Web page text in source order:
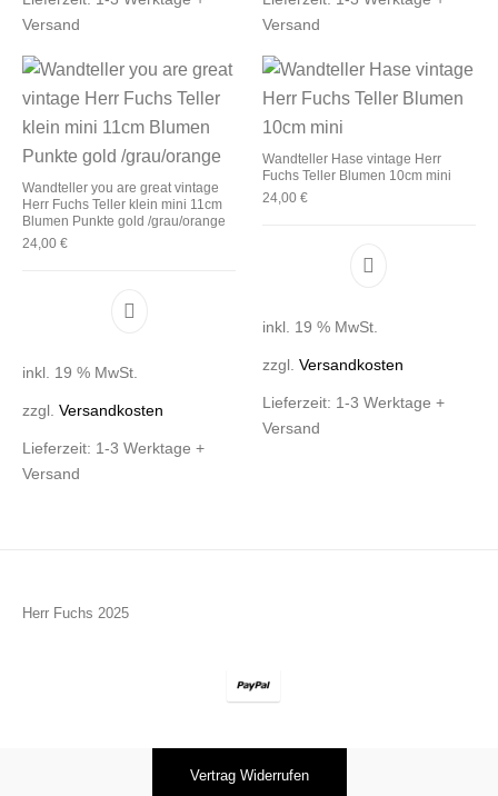
Versand
Versand
Wandteller you are great vintage
Herr Fuchs Teller klein mini 11cm
Blumen Punkte gold /grau/orange
24,00€
inkl. 19 % MwSt.
zzgl.Versandkosten
Lieferzeit: 1-3 Werktage +
Versand
Wandteller Hase vintage Herr
Fuchs Teller Blumen 10cm mini
24,00 €
inkl. 19 % MwSt.
zzgl. Versandkosten
Lieferzeit: 1-3 Werktage +
Versand
Herr Fuchs 2025
Vertrag Widerrufen